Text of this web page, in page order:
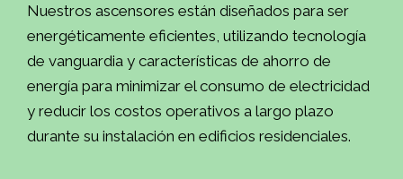
Nuestros ascensores están diseñados para ser
energéticamente eficientes, utilizando tecnología
de vanguardia y características de ahorro de
energía para minimizar el consumo de electricidad
y reducir los costos operativos a largo plazo
durante su instalación en edificios residenciales.